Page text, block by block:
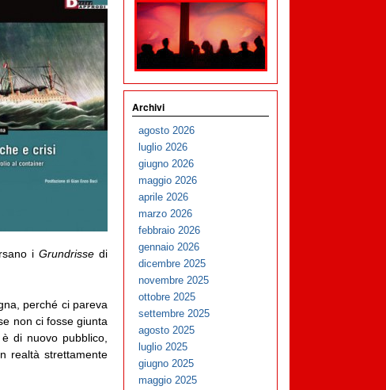
iGrundrissedi
perché ci pareva
non ci fosse giunta
di nuovo pubblico,
realtà strettamente
Archivi
agosto 2026
luglio 2026
giugno 2026
maggio 2026
aprile 2026
marzo 2026
febbraio 2026
gennaio 2026
dicembre 2025
novembre 2025
ottobre 2025
settembre 2025
agosto 2025
luglio 2025
giugno 2025
maggio 2025